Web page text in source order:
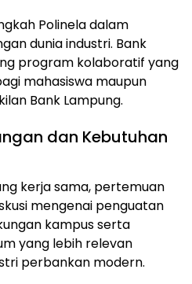
Polinela dalam
dunia industri. Bank
program kolaboratif yang
mahasiswa maupun
Bank Lampung.
dan Kebutuhan
kerja sama, pertemuan
mengenai penguatan
kampus serta
yang lebih relevan
perbankan modern.